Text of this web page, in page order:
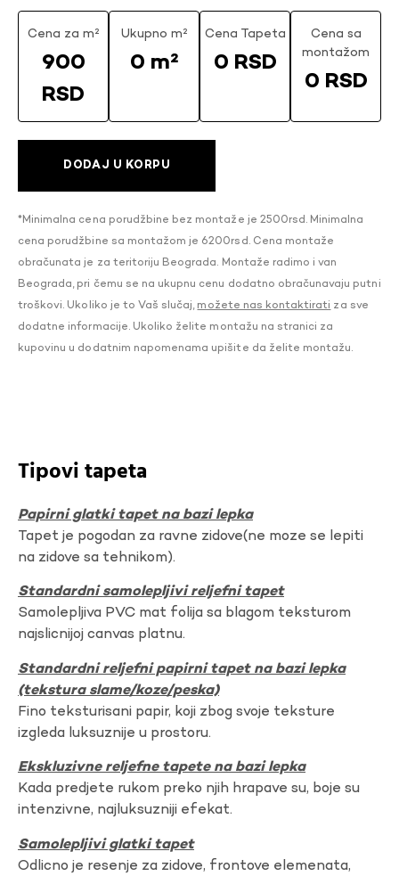
Cena za m²
900
RSD
Ukupno m²
0 m²
Cena Tapeta
0 RSD
Cena sa
montažom
0 RSD
DODAJ U KORPU
*Minimalna cena porudžbine bez montaže je 2500rsd. Minimalna
cena porudžbine sa montažom je 6200rsd. Cena montaže
obračunata je za teritoriju Beograda. Montaže radimo i van
Beograda, pri čemu se na ukupnu cenu dodatno obračunavaju putni
troškovi. Ukoliko je to Vaš slučaj, možete nas kontaktirati za sve
dodatne informacije. Ukoliko želite montažu na stranici za
kupovinu u dodatnim napomenama upišite da želite montažu.
Tipovi tapeta
Papirni glatki tapet na bazi lepka
Tapet je pogodan za ravne zidove(ne moze se lepiti
na zidove sa tehnikom).
Standardni samolepljivi reljefni tapet
Samolepljiva PVC mat folija sa blagom teksturom
najslicnijoj canvas platnu.
Standardni reljefni papirni tapet na bazi lepka
(tekstura slame/koze/peska)
Fino teksturisani papir, koji zbog svoje teksture
izgleda luksuznije u prostoru.
Ekskluzivne reljefne tapete na bazi lepka
Kada predjete rukom preko njih hrapave su, boje su
intenzivne, najluksuzniji efekat.
Samolepljivi glatki tapet
Odlicno je resenje za zidove, frontove elemenata,